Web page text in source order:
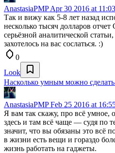
AnastasiaPMPApr 30 2016 at 11:03
Так и вижу как 5-8 лет назад
несколько тысяч долларов отчет
серьёзной аналитической
захотелось на вас сослаться. :)
0
Look
Насколько умным можно
AnastasiaPMPFeb 25 2016 at
Я вам так скажу, про всё умное,
здесь и там всё чаще — судя по
значит, что вы обязаны это всё
в жизни есть вещи и гораздо
жизнь работать на гаджеты.